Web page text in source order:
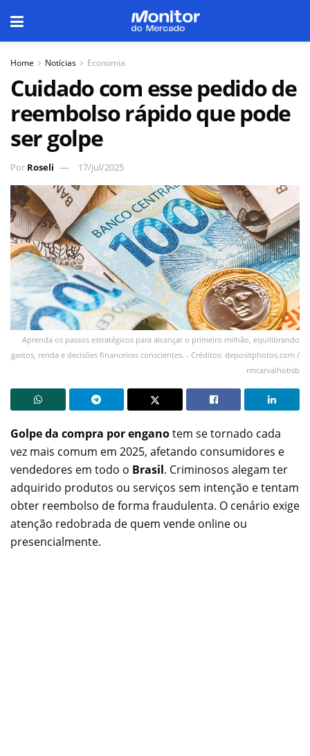
Home Notícias Economia
Cuidado com esse pedido de
reembolso rápido que pode
ser golpe
Por Roseli 17/jul/2025
Aprenda os passos estratégicos para alcançar o primeiro milhão, equilibrando
gastos, renda e decisões financeiras conscientes. - Créditos: depositphotos.com /
rmcarvalhobsb
Golpe da compra por enganotem se tornado cada
vez mais comum em 2025, afetando consumidores e
vendedores em todo o Brasil. Criminosos alegam ter
adquirido produtos ou serviços sem intenção e tentam
obter reembolso de forma fraudulenta. O cenário exige
atenção redobrada de quem vende online ou
presencialmente.